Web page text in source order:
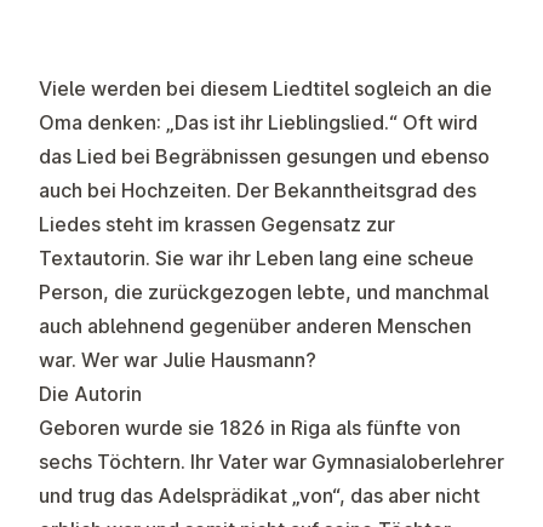
Viele werden bei diesem Liedtitel sogleich an die
Oma denken: „Das ist ihr Lieblingslied.“ Oft wird
das Lied bei Begräbnissen gesungen und ebenso
auch bei Hochzeiten. Der Bekanntheitsgrad des
Liedes steht im krassen Gegensatz zur
Textautorin. Sie war ihr Leben lang eine scheue
Person, die zurückgezogen lebte, und manchmal
auch ablehnend gegenüber anderen Menschen
war. Wer war Julie Hausmann?
Die Autorin
Geboren wurde sie 1826 in Riga als fünfte von
sechs Töchtern. Ihr Vater war Gymnasialoberlehrer
und trug das Adelsprädikat „von“, das aber nicht